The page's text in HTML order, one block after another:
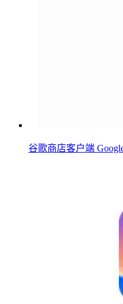
谷歌商店客户端